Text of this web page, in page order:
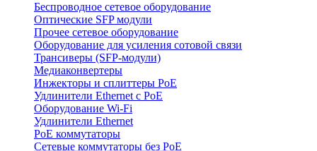
Беспроводное сетевое оборудование
Оптические SFP модули
Прочее сетевое оборудование
Оборудование для усиления сотовой связи
Трансиверы (SFP-модули)
Медиаконвертеры
Инжекторы и сплиттеры PoE
Удлинители Ethernet с PoE
Оборудование Wi-Fi
Удлинители Ethernet
PoE коммутаторы
Сетевые коммутаторы без PoE